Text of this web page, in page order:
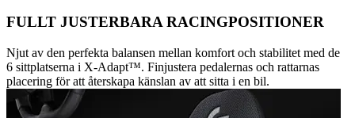
FULLT JUSTERBARA RACINGPOSITIONER
Njut av den perfekta balansen mellan komfort och stabilitet med de
6 sittplatserna i X-Adapt™. Finjustera pedalernas och rattarnas
placering för att återskapa känslan av att sitta i en bil.